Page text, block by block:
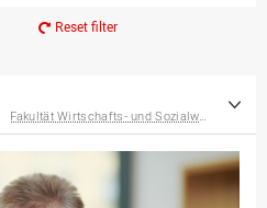
Reset filter